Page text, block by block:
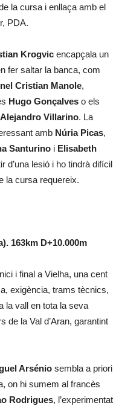
la cursa i enllaça amb el
PDA.
Krogvic encapçala un
fer saltar la banca, com
Cristian Manole,
Hugo Gonçalves o els
Alejandro Villarino. La
amb Núria Picas,
Santurino i Elisabeth
d’una lesió i ho tindrà difícil
la cursa requereix.
163km D+10.000m
i final a Vielha, una cent
exigència, trams tècnics,
la vall en tota la seva
de la Val d’Aran, garantint
Arsénio sembla a priori
on hi sumem al francès
Rodrigues, l’experimentat